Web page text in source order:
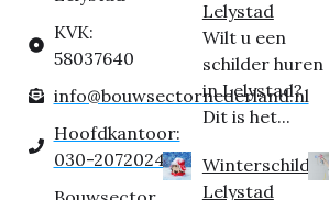
KVK:
58037640
info@bouwsectornederland.nl
Hoofdkantoor:
030-2072024
Lelystad
Wilt u een
schilder huren
in Lelystad?
Dit is het...
Winterschilder
Lelystad